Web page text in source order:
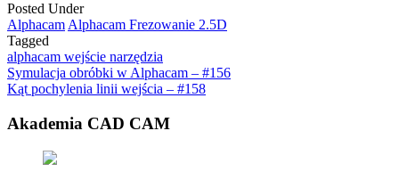
Posted Under
AlphacamAlphacam Frezowanie 2.5D
Tagged
alphacam wejście narzędzia
Post
navigation
Symulacja obróbki w Alphacam – #156
Kąt pochylenia linii wejścia – #158
Akademia CAD CAM